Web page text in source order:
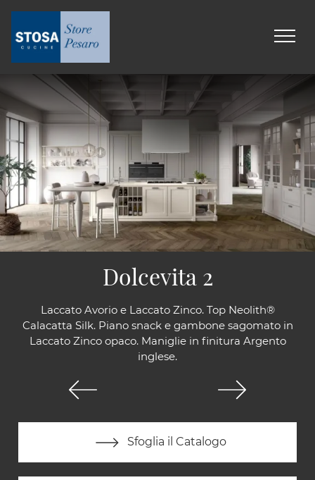
Laccato Avorio e Laccato Zinco. Top Neolith®
Calacatta Silk. Piano snack e gambone sagomato in
Laccato Zinco opaco. Maniglie in finitura Argento
inglese.
Sfoglia il Catalogo
Dolcevita 2